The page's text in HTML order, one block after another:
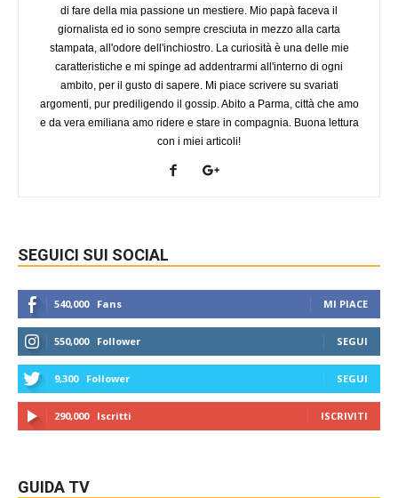
di fare della mia passione un mestiere. Mio papà faceva il
giornalista ed io sono sempre cresciuta in mezzo alla carta
stampata, all'odore dell'inchiostro. La curiosità è una delle mie
caratteristiche e mi spinge ad addentrarmi all'interno di ogni
ambito, per il gusto di sapere. Mi piace scrivere su svariati
argomenti, pur prediligendo il gossip. Abito a Parma, città che amo
e da vera emiliana amo ridere e stare in compagnia. Buona lettura
con i miei articoli!
SEGUICI SUI SOCIAL
540,000 Fans MI PIACE
550,000 Follower SEGUI
9,300 Follower SEGUI
290,000 Iscritti ISCRIVITI
GUIDA TV